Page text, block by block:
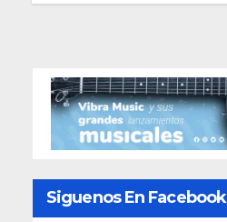
Siguenos En Facebook